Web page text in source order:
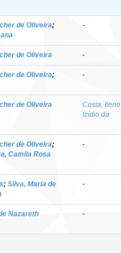
de Oliveira;
-
de Oliveira -
de Oliveira; -
de Oliveira
Costa, Ileno
Izídio da
de Oliveira;
Camila Rosa
-
; Silva, Maria de
-
Nazareth -